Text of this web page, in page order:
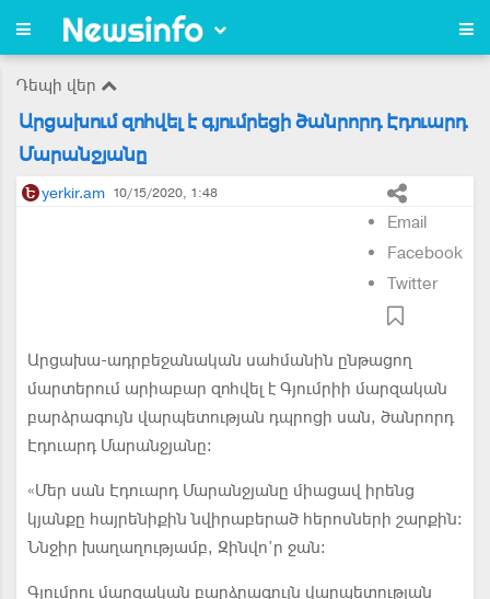
Դեպի վեր
Արցախում զոհվել է գյումրեցի ծանրորդ Էդուարդ
Մարանջյանը
yerkir.am 10/15/2020, 1:48
Email
Facebook
Twitter
Արցախա-ադրբեջանական սահմանին ընթացող
մարտերում արիաբար զոհվել է Գյումրիի մարզական
բարձրագույն վարպետության դպրոցի սան, ծանրորդ
Էդուարդ Մարանջյանը:
«Մեր սան Էդուարդ Մարանջյանը միացավ իրենց
կյանքը հայրենիքին նվիրաբերած հերոսների շարքին:
Ննջիր խաղաղությամբ, Զինվո’ր ջան:
Գյումրու մարզական բարձրագույն վարպետության